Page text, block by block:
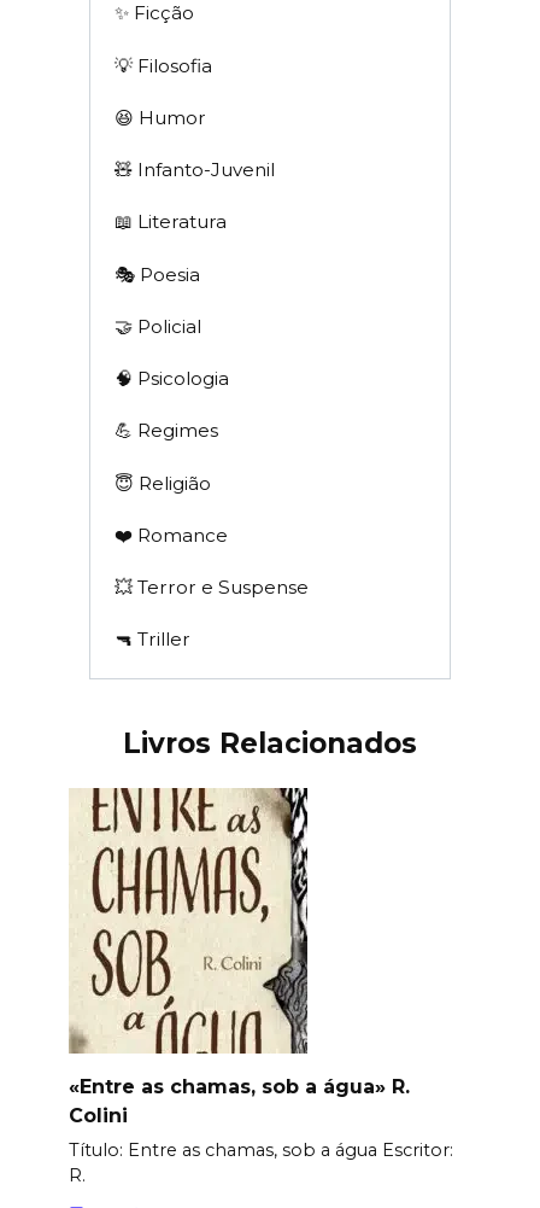
✨ Ficção
💡 Filosofia
😆 Humor
🧸 Infanto-Juvenil
📖 Literatura
🎭 Poesia
🤝 Policial
🧠 Psicologia
💪 Regimes
😇 Religião
❤️ Romance
💥 Terror e Suspense
🔫 Triller
Livros Relacionados
«Entre as chamas, sob a água» R.
Colini
Título: Entre as chamas, sob a água Еscritor:
R.